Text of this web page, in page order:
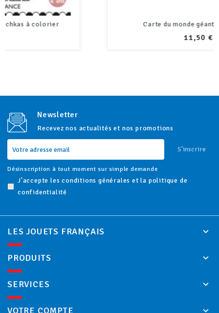
Carte du monde géante à colorier
Newsletter
Recevez nos actualités et nos promotions
S'inscrire
Désinscription à tout moment sur simple demande
J'accepte les conditions générales et la politique de
confidentialité
LES JOUETS FRANÇAIS
PRODUITS
SERVICES
VOTRE COMPTE